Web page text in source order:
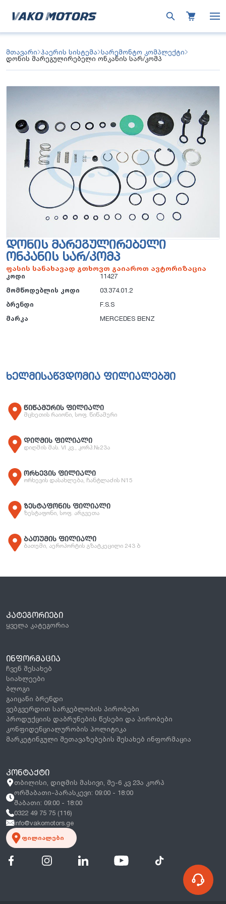
მთავარი ჰაერის სისტემა სარემონტო კომპლექტი
დონის მარეგულირებელი ონკანის სარ/კომპ
ᲓᲝᲜᲘᲡ ᲛᲐᲠᲔᲒᲣᲚᲘᲠᲔᲑᲔᲚᲘ
ᲝᲜᲙᲐᲜᲘᲡ ᲡᲐᲠ/ᲙᲝᲛᲞ
ფასის სანახავად გთხოვთ გაიაროთ ავტორიზაცია
კოდი
11427
მომწოდებლის კოდი
03.374.01.2
ბრენდი
F.S.S
მარკა
MERCEDES BENZ
ხელმისაწვდომია ფილიალებში
წიწამურის ფილიალი
მცხეთის რაიონი, სოფ. წიწამური
დიღმის ფილიალი
დიღმის მას. VI კვ., კორპ.№23ა
ორხევის ფილიალი
ორხევის დასახლება, ჩანტლაძის N15
ზესტაფონის ფილიალი
ზესტაფონი, სოფ. არგვეთა
ბათუმის ფილიალი
ბათუმი, აეროპორტის გზატკეცილი 243 ბ
ᲙᲐᲢᲔᲒᲝᲠᲘᲔᲑᲘ
ყველა კატეგორია
ᲘᲜᲤᲝᲠᲛᲐᲪᲘᲐ
ჩვენ შესახებ
სიახლეები
ბლოგი
გაიცანი ბრენდი
ვებგვერდით სარგებლობის პირობები
პროდუქციის დაბრუნების წესები და პირობები
კონფიდენციალურობის პოლიტიკა
მარკეტინგული შეთავაზებების შესახებ ინფორმაცია
ᲙᲝᲜᲢᲐᲥᲢᲘ
თბილისი, დიღმის მასივი, მე-6 კვ 23ა კორპ
ორშაბათი-პარასკევი: 09:00 - 18:00
შაბათი: 09:00 - 18:00
0322 49 75 75 (116)
info@vakomotors.ge
ფილიალები